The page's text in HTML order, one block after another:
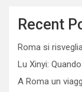
Recent
Roma si
Lu Xinyi:
A Roma un